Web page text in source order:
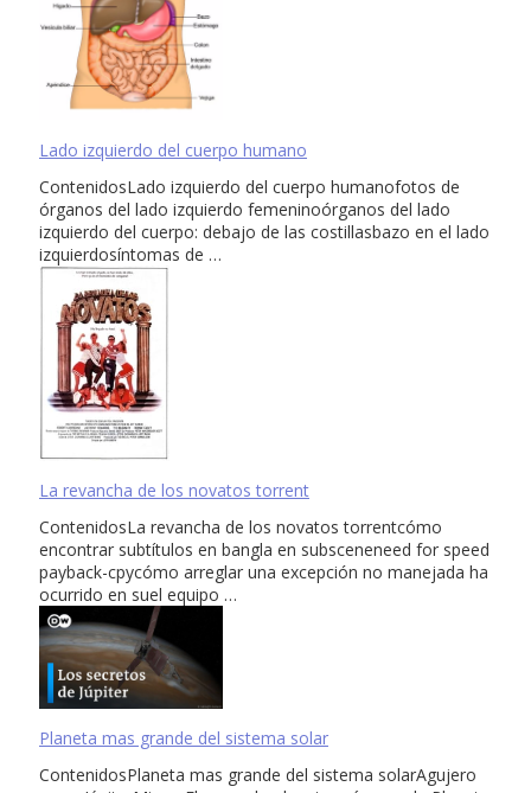
Lado izquierdo del cuerpo humano
ContenidosLado izquierdo del cuerpo humanofotos de
órganos del lado izquierdo femeninoórganos del lado
izquierdo del cuerpo: debajo de las costillasbazo en el lado
izquierdosíntomas de …
La revancha de los novatos torrent
ContenidosLa revancha de los novatos torrentcómo
encontrar subtítulos en bangla en subsceneneed for speed
payback-cpycómo arreglar una excepción no manejada ha
ocurrido en suel equipo …
Planeta mas grande del sistema solar
ContenidosPlaneta mas grande del sistema solarAgujero